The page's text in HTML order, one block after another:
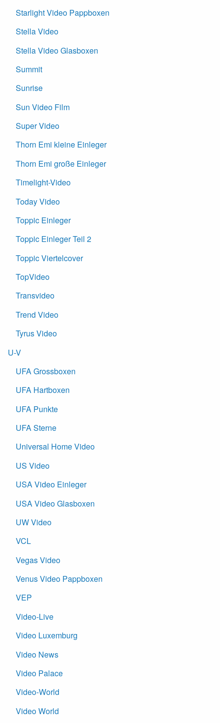
Starlight Video Pappboxen
Stella Video
Stella Video Glasboxen
Summit
Sunrise
Sun Video Film
Super Video
Thorn Emi kleine Einleger
Thorn Emi große Einleger
Timelight-Video
Today Video
Toppic Einleger
Toppic Einleger Teil 2
Toppic Viertelcover
TopVideo
Transvideo
Trend Video
Tyrus Video
U-V
UFA Grossboxen
UFA Hartboxen
UFA Punkte
UFA Sterne
Universal Home Video
US Video
USA Video Einleger
USA Video Glasboxen
UW Video
VCL
Vegas Video
Venus Video Pappboxen
VEP
Video-Live
Video Luxemburg
Video News
Video Palace
Video-World
Video World